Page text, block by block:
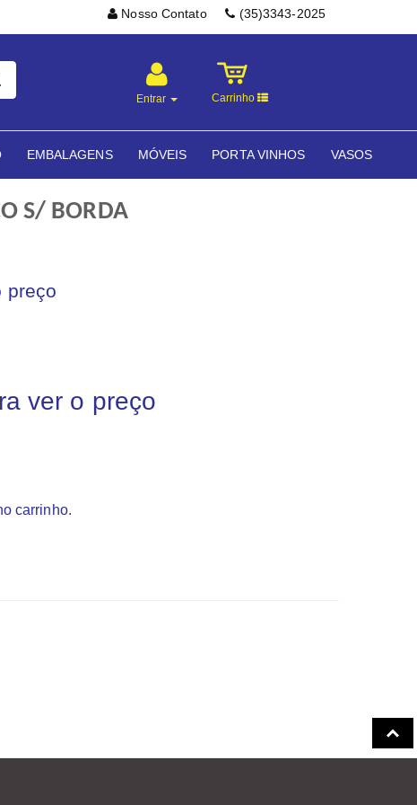
Nosso Contato (35)3343-2025
Entrar Carrinho
EMBALAGENS MÓVEIS PORTA VINHOS VASOS
S/ BORDA
preço
ver o preço
carrinho.